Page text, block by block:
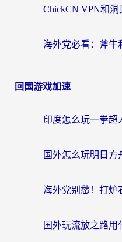
回国游戏加速